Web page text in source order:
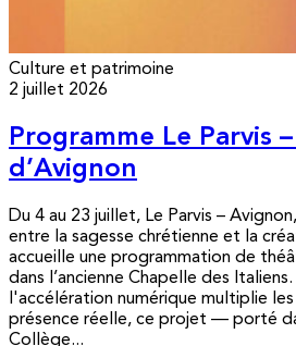
Culture et patrimoine
2 juillet 2026
Programme Le Parvis –
d’Avignon
Du 4 au 23 juillet, Le Parvis –
entre la sagesse chrétienne et la
accueille une programmation de
dans l’ancienne Chapelle des
l'accélération numérique multiplie
présence réelle, ce projet — porté
Collège...